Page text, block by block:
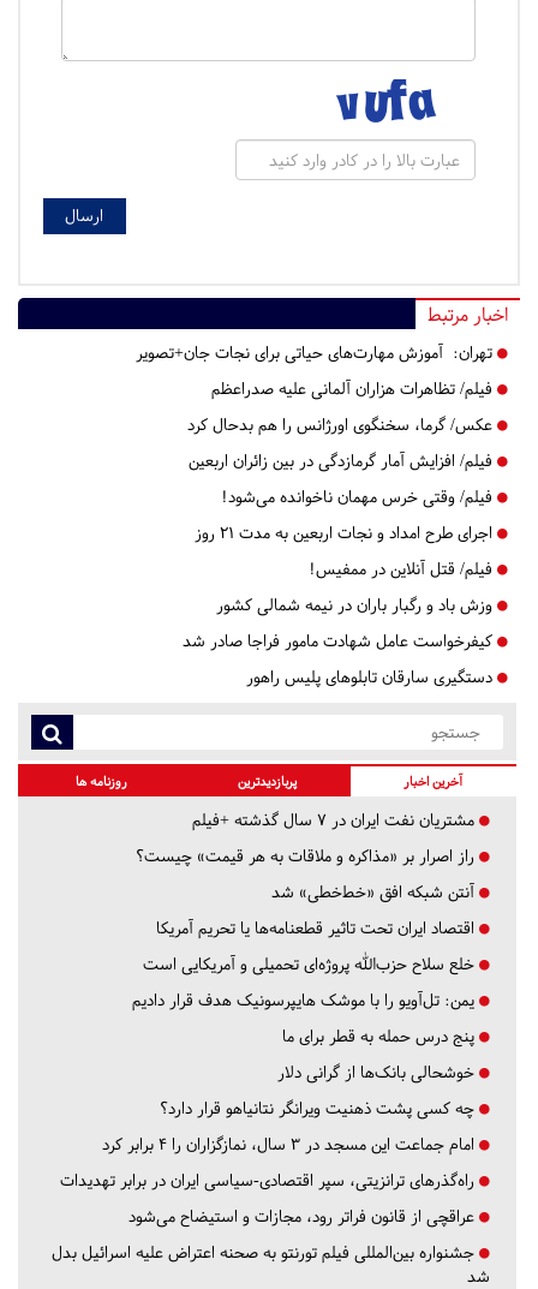
اخبار مرتبط
تهران: آموزش مهارت‌های حیاتی برای نجات جان+تصویر
فیلم/ تظاهرات هزاران آلمانی علیه صدراعظم
عکس/ گرما، سخنگوی اورژانس را هم بدحال کرد
فیلم/ افزایش آمار گرمازدگی در بین زائران اربعین
فیلم/ وقتی خرس مهمان ناخوانده می‌شود!
اجرای طرح امداد و نجات اربعین به مدت ۲۱ روز
فیلم/ قتل آنلاین در ممفیس!
وزش باد و رگبار باران در نیمه شمالی کشور
کیفرخواست عامل شهادت مامور فراجا صادر شد
دستگیری سارقان تابلوهای پلیس راهور
آخرین اخبار پربازدیدترین روزنامه ها
مشتریان نفت ایران در ۷ سال گذشته +فیلم
راز اصرار بر «مذاکره و ملاقات به هر قیمت» چیست؟
آنتن شبکه افق «خط‌خطی» شد
اقتصاد ایران تحت تاثیر قطعنامه‌ها یا تحریم‌ آمریکا
خلع سلاح حزب‌الله پروژه‌ای تحمیلی و آمریکایی است
یمن: تل‌آویو را با موشک هایپرسونیک هدف قرار دادیم
پنج درس‌ حمله به قطر برای ما
خوشحالی بانک‌ها از گرانی دلار
چه کسی پشت ذهنیت ویرانگر نتانیاهو قرار دارد؟
امام جماعت این مسجد در ۳ سال، نمازگزاران را ۴ برابر کرد
راه‌گذرهای ترانزیتی، سپر اقتصادی-سیاسی ایران در برابر تهدیدات
عراقچی از قانون فراتر رود، مجازات و استیضاح می‌شود
جشنواره بین‌المللی فیلم تورنتو به صحنه اعتراض علیه اسرائیل بدل
شد